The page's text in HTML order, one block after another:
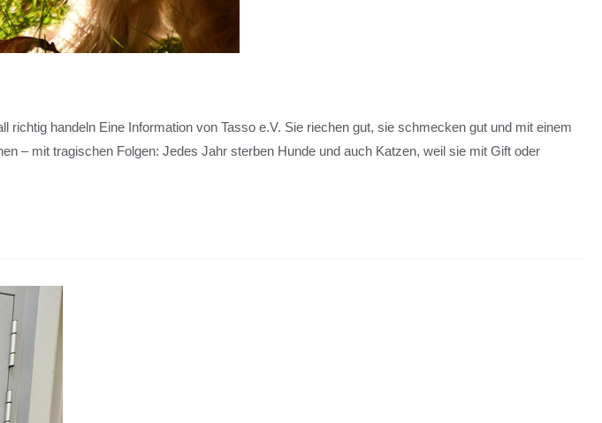
handeln Eine Information von Tasso e.V. Sie riechen gut, sie schmecken gut und mit einem
– mit tragischen Folgen: Jedes Jahr sterben Hunde und auch Katzen, weil sie mit Gift oder